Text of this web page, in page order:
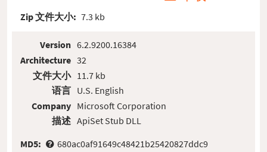
Zip 文件大小: 7.3 kb
Version
Architecture
文件大小
语言
Company
描述
6.2.9200.16384
32
11.7 kb
U.S. English
Microsoft Corporation
ApiSet Stub DLL
MD5:
680ac0af91649c48421b25420827ddc9